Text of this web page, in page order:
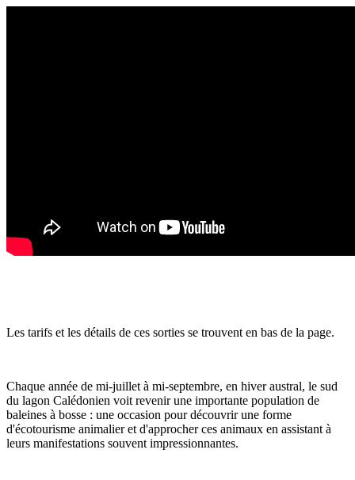
Les tarifs et les détails de ces sorties se trouvent en bas de la page.
Chaque année de mi-juillet à mi-septembre, en hiver austral, le sud
du lagon Calédonien voit revenir une importante population de
baleines à bosse : une occasion pour découvrir une forme
d'écotourisme animalier et d'approcher ces animaux en assistant à
leurs manifestations souvent impressionnantes.